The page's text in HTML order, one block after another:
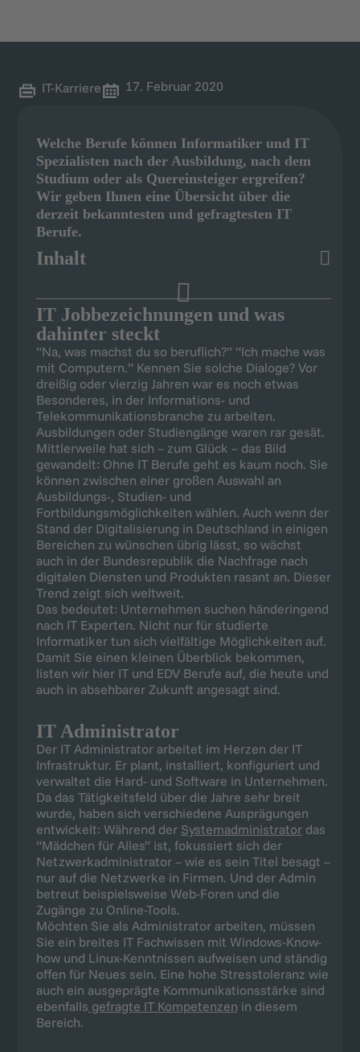
IT-Karriere 17. Februar 2020
Welche Berufe können Informatiker und IT
Spezialisten nach der Ausbildung, nach dem
Studium oder als Quereinsteiger ergreifen?
Wir geben Ihnen eine Übersicht über die
derzeit bekanntesten und gefragtesten IT
Berufe.
Inhalt
IT Jobbezeichnungen und was
dahinter steckt
“Na, was machst du so beruflich?” “Ich mache was
mit Computern.” Kennen Sie solche Dialoge? Vor
dreißig oder vierzig Jahren war es noch etwas
Besonderes, in der Informations- und
Telekommunikationsbranche zu arbeiten.
Ausbildungen oder Studiengänge waren rar gesät.
Mittlerweile hat sich – zum Glück – das Bild
gewandelt: Ohne IT Berufe geht es kaum noch. Sie
können zwischen einer großen Auswahl an
Ausbildungs-, Studien- und
Fortbildungsmöglichkeiten wählen. Auch wenn der
Stand der Digitalisierung in Deutschland in einigen
Bereichen zu wünschen übrig lässt, so wächst
auch in der Bundesrepublik die Nachfrage nach
digitalen Diensten und Produkten rasant an. Dieser
Trend zeigt sich weltweit.
Das bedeutet: Unternehmen suchen händeringend
nach IT Experten. Nicht nur für studierte
Informatiker tun sich vielfältige Möglichkeiten auf.
Damit Sie einen kleinen Überblick bekommen,
listen wir hier IT und EDV Berufe auf, die heute und
auch in absehbarer Zukunft angesagt sind.
IT Administrator
Der IT Administrator arbeitet im Herzen der IT
Infrastruktur. Er plant, installiert, konfiguriert und
verwaltet die Hard- und Software in Unternehmen.
Da das Tätigkeitsfeld über die Jahre sehr breit
wurde, haben sich verschiedene Ausprägungen
entwickelt: Während der Systemadministratordas
“Mädchen für Alles” ist, fokussiert sich der
Netzwerkadministrator – wie es sein Titel besagt –
nur auf die Netzwerke in Firmen. Und der Admin
betreut beispielsweise Web-Foren und die
Zugänge zu Online-Tools.
Möchten Sie als Administrator arbeiten, müssen
Sie ein breites IT Fachwissen mit Windows-Know-
how und Linux-Kenntnissen aufweisen und ständig
offen für Neues sein. Eine hohe Stresstoleranz wie
auch ein ausgeprägte Kommunikationsstärke sind
ebenfalls gefragte IT Kompetenzen in diesem
Bereich.